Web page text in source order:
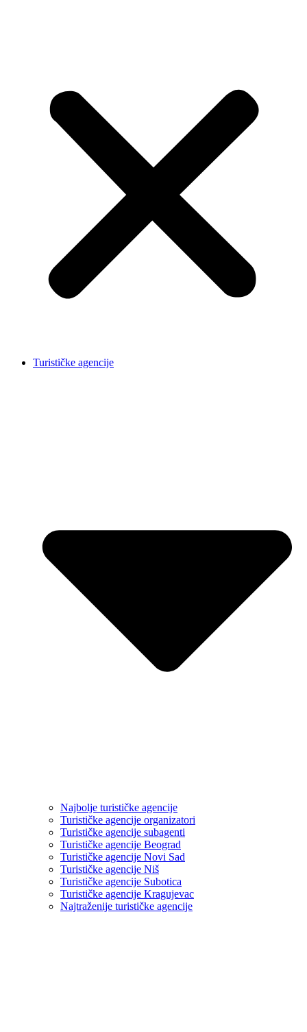
Turističke agencije
Najbolje turističke agencije
Turističke agencije organizatori
Turističke agencije subagenti
Turističke agencije Beograd
Turističke agencije Novi Sad
Turističke agencije Niš
Turističke agencije Subotica
Turističke agencije Kragujevac
Najtraženije turističke agencije